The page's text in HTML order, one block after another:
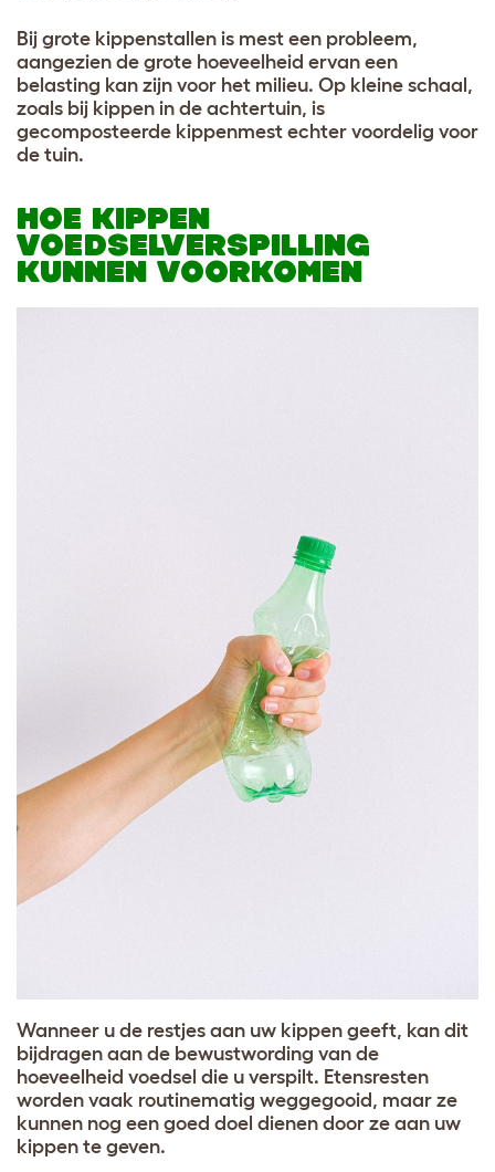
Bij grote kippenstallen is mest een probleem,
aangezien de grote hoeveelheid ervan een
belasting kan zijn voor het milieu. Op kleine schaal,
zoals bij kippen in de achtertuin, is
gecomposteerde kippenmest echter voordelig voor
de tuin.
HOE KIPPEN
VOEDSELVERSPILLING
KUNNEN VOORKOMEN
Wanneer u de restjes aan uw kippen geeft, kan dit
bijdragen aan de bewustwording van de
hoeveelheid voedsel die u verspilt. Etensresten
worden vaak routinematig weggegooid, maar ze
kunnen nog een goed doel dienen door ze aan uw
kippen te geven.